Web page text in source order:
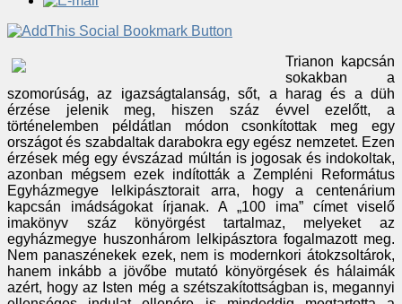
Trianon kapcsán
sokakban a
szomorúság, az igazságtalanság, sőt, a harag és a düh
érzése jelenik meg, hiszen száz évvel ezelőtt, a
történelemben példátlan módon csonkítottak meg egy
országot és szabdaltak darabokra egy egész nemzetet. Ezen
érzések még egy évszázad múltán is jogosak és indokoltak,
azonban mégsem ezek indították a Zempléni Református
Egyházmegye lelkipásztorait arra, hogy a centenárium
kapcsán imádságokat írjanak. A „100 ima” címet viselő
imakönyv száz könyörgést tartalmaz, melyeket az
egyházmegye huszonhárom lelkipásztora fogalmazott meg.
Nem panaszénekek ezek, nem is modernkori átokzsoltárok,
hanem inkább a jövőbe mutató könyörgések és hálaimák
azért, hogy az Isten még a szétszakítottságban is, megannyi